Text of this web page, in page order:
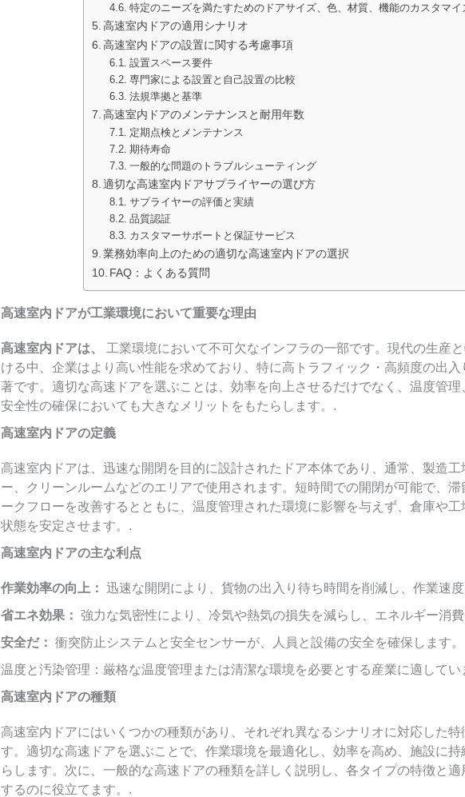
特定のニーズを満たすためのドアサイズ、色、材質、機能のカスタマイ
高速室内ドアの適用シナリオ
高速室内ドアの設置に関する考慮事項
設置スペース要件
専門家による設置と自己設置の比較
法規準拠と基準
高速室内ドアのメンテナンスと耐用年数
定期点検とメンテナンス
期待寿命
一般的な問題のトラブルシューティング
適切な高速室内ドアサプライヤーの選び方
サプライヤーの評価と実績
品質認証
カスタマーサポートと保証サービス
業務効率向上のための適切な高速室内ドアの選択
FAQ：よくある質問
高速室内ドアが工業環境において重要な理由
高速室内ドアは、
工業環境において不可欠なインフラの一部です。現代の生産
ける中、企業はより高い性能を求めており、特に高トラフィック・高頻度の出
著です。適切な高速ドアを選ぶことは、効率を向上させるだけでなく、温度管
安全性の確保においても大きなメリットをもたらします。.
高速室内ドアの定義
高速室内ドアは、迅速な開閉を目的に設計されたドア本体であり、通常、製造
ー、クリーンルームなどのエリアで使用されます。短時間での開閉が可能で、
ークフローを改善するとともに、温度管理された環境に影響を与えず、倉庫や
状態を安定させます。.
高速室内ドアの主な利点
作業効率の向上： 迅速な開閉により、貨物の出入り待ち時間を削減し、作業速
省エネ効果： 強力な気密性により、冷気や熱気の損失を減らし、エネルギー消
安全だ： 衝突防止システムと安全センサーが、人員と設備の安全を確保します
温度と汚染管理：厳格な温度管理または清潔な環境を必要とする産業に適してい
高速室内ドアの種類
高速室内ドアにはいくつかの種類があり、それぞれ異なるシナリオに対応した
す。適切な高速ドアを選ぶことで、作業環境を最適化し、効率を高め、施設に
らします。次に、一般的な高速ドアの種類を詳しく説明し、各タイプの特徴と
するのに役立てます。.